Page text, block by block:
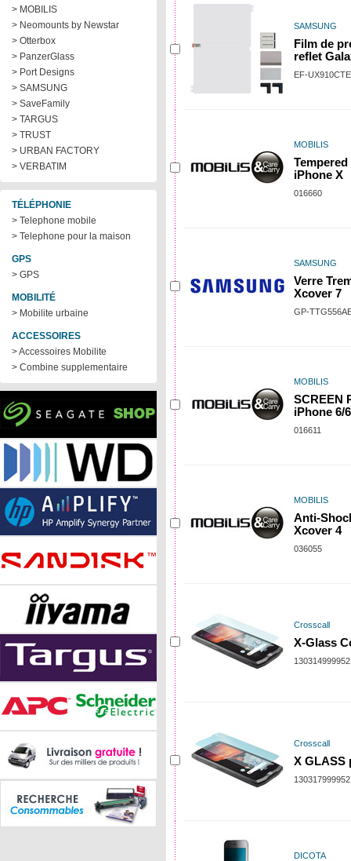
> MOBILIS
> Neomounts by Newstar
> Otterbox
> PanzerGlass
> Port Designs
> SAMSUNG
> SaveFamily
> TARGUS
> TRUST
> URBAN FACTORY
> VERBATIM
TÉLÉPHONIE
> Telephone mobile
> Telephone pour la maison
GPS
> GPS
MOBILITÉ
> Mobilite urbaine
ACCESSOIRES
> Accessoires Mobilite
> Combine supplementaire
SAMSUNG
Film de
reflet
EF-
MOBILIS
iPhone X
016660
SAMSUNG
Verre
Xcover 7
GP-
MOBILIS
SCREEN
iPhone 6/
016611
MOBILIS
Anti-
Xcover 4
036055
Crosscall
X-Glass
Crosscall
X GLASS
DICOTA